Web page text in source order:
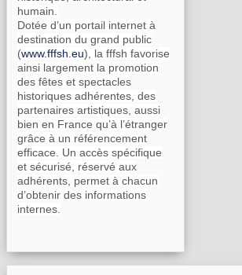
humain.
Dotée d’un portail internet à
destination du grand public
(www.fffsh.eu), la fffsh favorise
ainsi largement la promotion
des fêtes et spectacles
historiques adhérentes, des
partenaires artistiques, aussi
bien en France qu’à l’étranger
grâce à un référencement
efficace. Un accès spécifique
et sécurisé, réservé aux
adhérents, permet à chacun
d’obtenir des informations
internes.